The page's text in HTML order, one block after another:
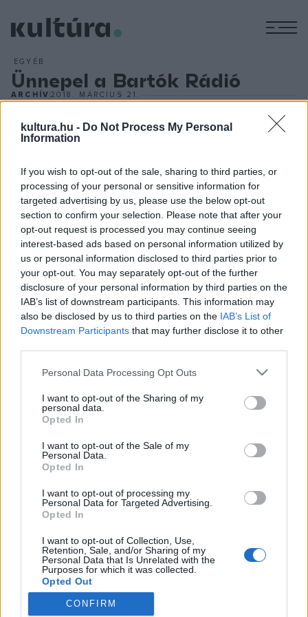
kultura.hu - Do Not Process My Personal
Information
If you wish to opt-out of the sale, sharing to third parties, or
processing of your personal or sensitive information for
targeted advertising by us, please use the below opt-out
section to confirm your selection. Please note that after your
opt-out request is processed you may continue seeing
interest-based ads based on personal information utilized by
us or personal information disclosed to third parties prior to
your opt-out. You may separately opt-out of the further
disclosure of your personal information by third parties on the
IAB’s list of downstream participants. This information may
also be disclosed by us to third parties on the IAB’s List of
Downstream Participants that may further disclose it to other
Please note that this website/app uses one or more Google
not limited to your visit or usage behaviour. You may click to
grant or deny consent to Google and its third-party tags to
use your data for below specified purposes in below Google
consent section.
Personal Data Processing Opt Outs
I want to opt-out of the Sharing of my
personal data.
Opted In
I want to opt-out of the Sale of my
Personal Data.
Opted In
I want to opt-out of processing my
Personal Data for Targeted Advertising.
Opted In
I want to opt-out of Collection, Use,
Retention, Sale, and/or Sharing of my
Personal Data that Is Unrelated with the
Purposes for which it was collected.
Opted Out
Google consents
CONFIRM
EGYÉB
Ünnepel a Bartók Rádió
ARCHÍV2018. MÁRCIUS 21.
vetélkedővel ünnepli március 24-én a Bartók Rádió a
Rádió napján 14 órától 19:30-ig a Magyar Rádió
Márványtermében és 6-os stúdiójában négy eseményt
látogathatnak az érdeklődők, a hallgatók pedig élő adásban
követhetik a koncerteket és a vetélkedőt. A programok
ingyenesek, a látogatók pedig a műsorkészítőkkel is
találkozhatnak a helyszíneken.
HÍREK